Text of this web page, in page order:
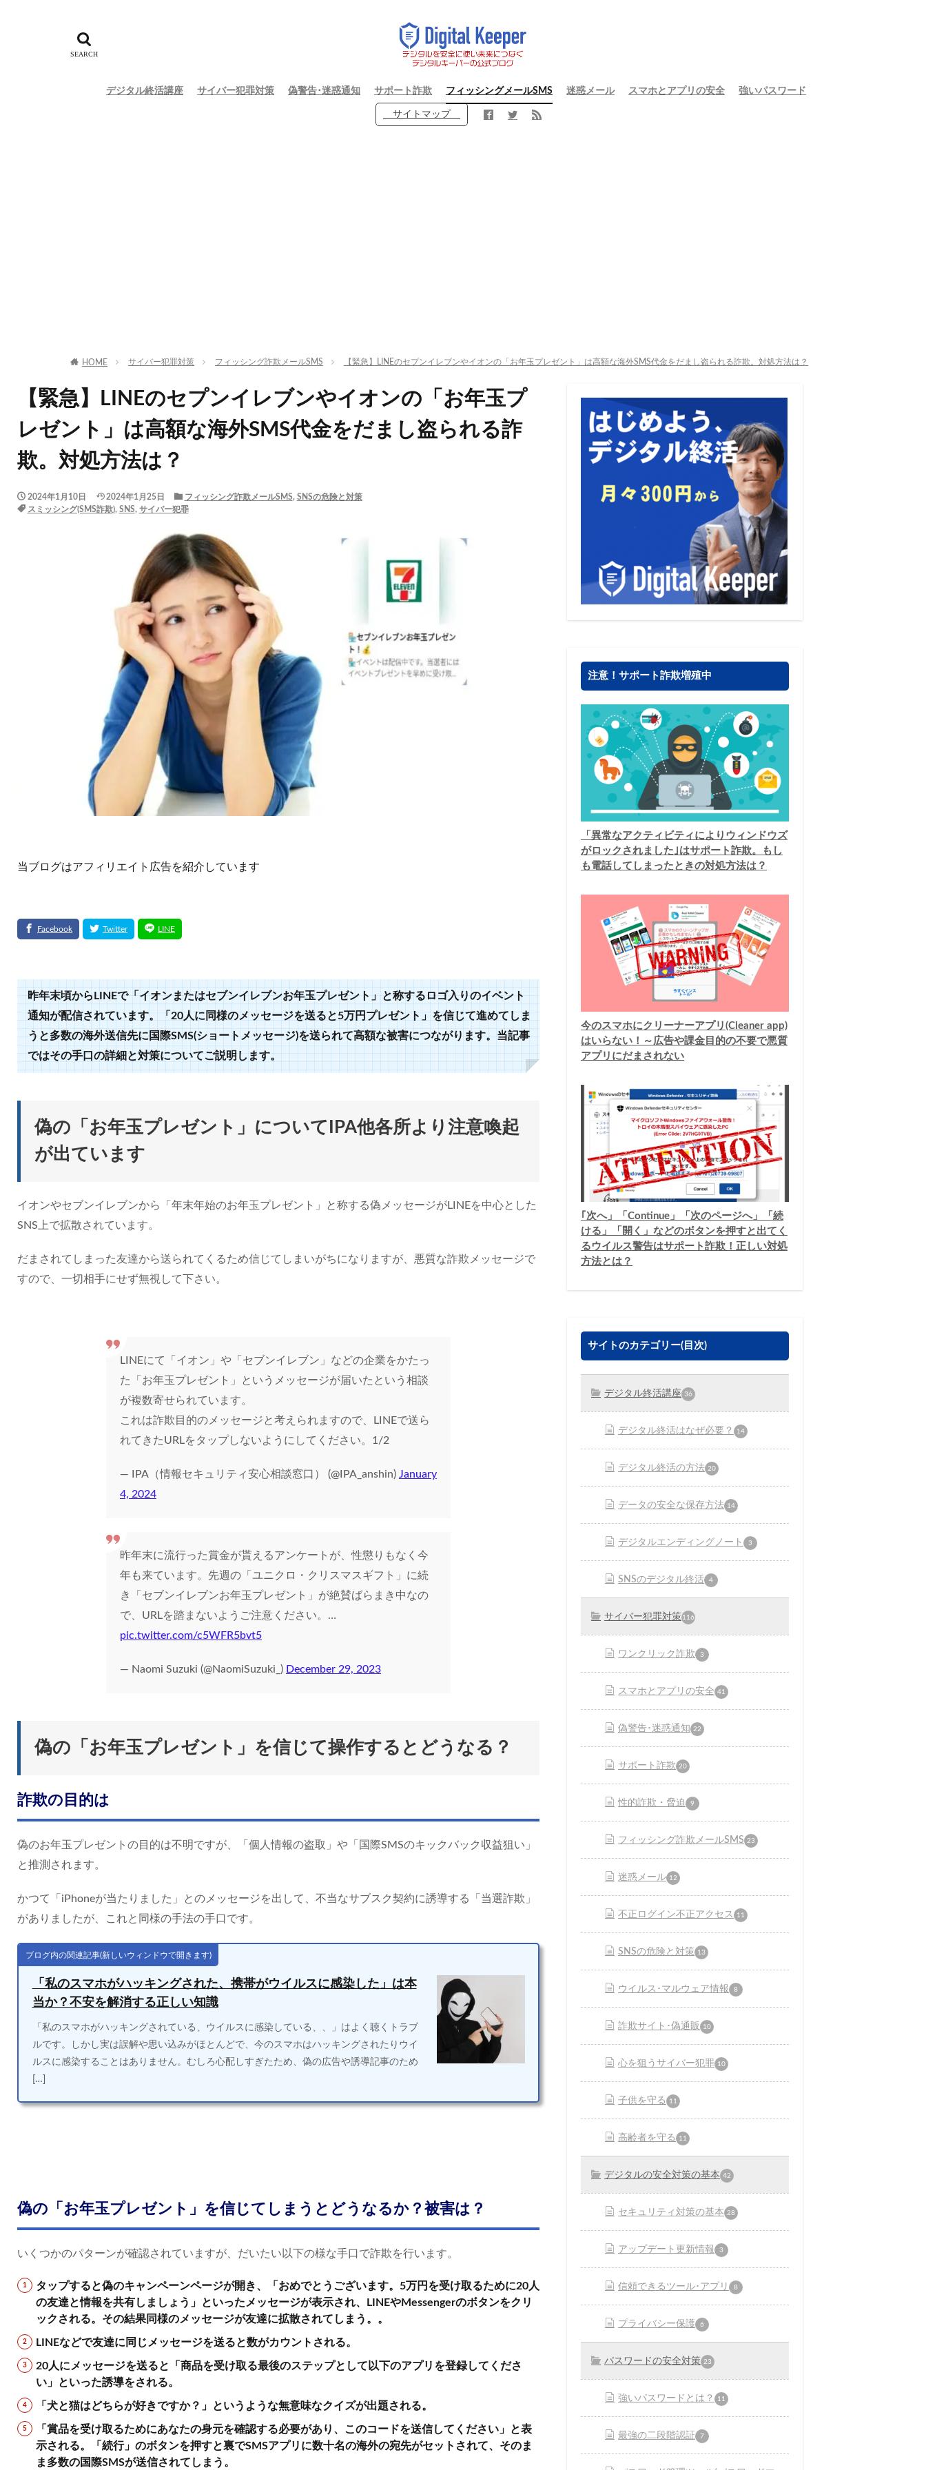
デジタル終活講座 サイバー犯罪対策 偽警告･迷惑通知 サポート詐欺 フィッシングメールSMS 迷惑メール スマホとアプリの安全 強いパスワード
サイトマップ
HOME サイバー犯罪対策 フィッシング詐欺メールSMS 【緊急】LINEのセプンイレブンやイオンの「お年玉プレゼント」は高額な海外SMS代金をだまし盗られる詐欺。対処方法は？
【緊急】LINEのセプンイレブンやイオンの「お年玉プ
レゼント」は高額な海外SMS代金をだまし盗られる詐
欺。対処方法は？
2024年1月10日 2024年1月25日 フィッシング詐欺メールSMS, SNSの危険と対策
スミッシング(SMS詐欺), SNS, サイバー犯罪
当ブログはアフィリエイト広告を紹介しています
昨年末頃からLINEで「イオンまたはセブンイレブンお年玉プレゼント」と称するロゴ入りのイベント
通知が配信されています。「20人に同様のメッセージを送ると5万円プレゼント」を信じて進めてしま
うと多数の海外送信先に国際SMS(ショートメッセージ)を送られて高額な被害につながります。当記事
ではその手口の詳細と対策についてご説明します。
偽の「お年玉プレゼント」についてIPA他各所より注意喚起
が出ています
イオンやセブンイレブンから「年末年始のお年玉プレゼント」と称する偽メッセージがLINEを中心とした
SNS上で拡散されています。
だまされてしまった友達から送られてくるため信じてしまいがちになりますが、悪質な詐欺メッセージで
すので、一切相手にせず無視して下さい。
LINEにて「イオン」や「セブンイレブン」などの企業をかたっ
た「お年玉プレゼント」というメッセージが届いたという相談
が複数寄せられています。
これは詐欺目的のメッセージと考えられますので、LINEで送ら
れてきたURLをタップしないようにしてください。1/2
— IPA（情報セキュリティ安心相談窓口） (@IPA_anshin) January
4, 2024
昨年末に流行った賞金が貰えるアンケートが、性懲りもなく今
年も来ています。先週の「ユニクロ・クリスマスギフト」に続
き「セブンイレブンお年玉プレゼント」が絶賛ばらまき中なの
で、URLを踏まないようご注意ください。…
pic.twitter.com/c5WFR5bvt5
— Naomi Suzuki (@NaomiSuzuki_) December 29, 2023
偽の「お年玉プレゼント」を信じて操作するとどうなる？
詐欺の目的は
偽のお年玉プレゼントの目的は不明ですが、「個人情報の盗取」や「国際SMSのキックバック収益狙い」
と推測されます。
かつて「iPhoneが当たりました」とのメッセージを出して、不当なサブスク契約に誘導する「当選詐欺」
がありましたが、これと同様の手法の手口です。
ブログ内の関連記事(新しいウィンドウで開きます)
「私のスマホがハッキングされた、携帯がウイルスに感染した」は本
当か？不安を解消する正しい知識
「私のスマホがハッキングされている、ウイルスに感染している、、」はよく聴くトラブ
ルです。しかし実は誤解や思い込みがほとんどで、今のスマホはハッキングされたりウイ
ルスに感染することはありません。むしろ心配しすぎたため、偽の広告や誘導記事のため
[…]
偽の「お年玉プレゼント」を信じてしまうとどうなるか？被害は？
いくつかのパターンが確認されていますが、だいたい以下の様な手口で詐欺を行います。
タップすると偽のキャンペーンページが開き、「おめでとうございます。5万円を受け取るために20人
の友達と情報を共有しましょう」といったメッセージが表示され、LINEやMessengerのボタンをクリ
ックされる。その結果同様のメッセージが友達に拡散されてしまう。。
LINEなどで友達に同じメッセージを送ると数がカウントされる。
20人にメッセージを送ると「商品を受け取る最後のステップとして以下のアプリを登録してくださ
い」といった誘導をされる。
「犬と猫はどちらが好きですか？」というような無意味なクイズが出題される。
「賞品を受け取るためにあなたの身元を確認する必要があり、このコードを送信してください」と表
示される。「続行」のボタンを押すと裏でSMSアプリに数十名の海外の宛先がセットされて、そのま
ま多数の国際SMSが送信されてしまう。
注意！サポート詐欺増殖中
「異常なアクティビティによりウィンドウズ
がロックされました｣はサポート詐欺。もし
も電話してしまったときの対処方法は？
今のスマホにクリーナーアプリ(Cleaner app)
はいらない！～広告や課金目的の不要で悪質
アプリにだまされない
｢次へ」「Continue」「次のページへ」「続
ける」「開く」などのボタンを押すと出てく
るウイルス警告はサポート詐欺！正しい対処
方法とは？
サイトのカテゴリー(目次)
デジタル終活講座 36
デジタル終活はなぜ必要？ 14
デジタル終活の方法 20
データの安全な保存方法 14
デジタルエンディングノート 3
SNSのデジタル終活 4
サイバー犯罪対策 116
ワンクリック詐欺 3
スマホとアプリの安全 41
偽警告･迷惑通知 22
サポート詐欺 20
性的詐欺・脅迫 9
フィッシング詐欺メールSMS 23
迷惑メール 12
不正ログイン不正アクセス 11
SNSの危険と対策 13
ウイルス･マルウェア情報 8
詐欺サイト･偽通販 10
心を狙うサイバー犯罪 10
子供を守る 11
高齢者を守る 11
デジタルの安全対策の基本 42
セキュリティ対策の基本 28
アップデート更新情報 3
信頼できるツール･アプリ 8
プライバシー保護 6
パスワードの安全対策 23
強いパスワードとは？ 11
最強の二段階認証 7